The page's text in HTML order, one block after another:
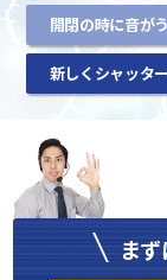
開閉の時に音が
新しくシャッタ
ま